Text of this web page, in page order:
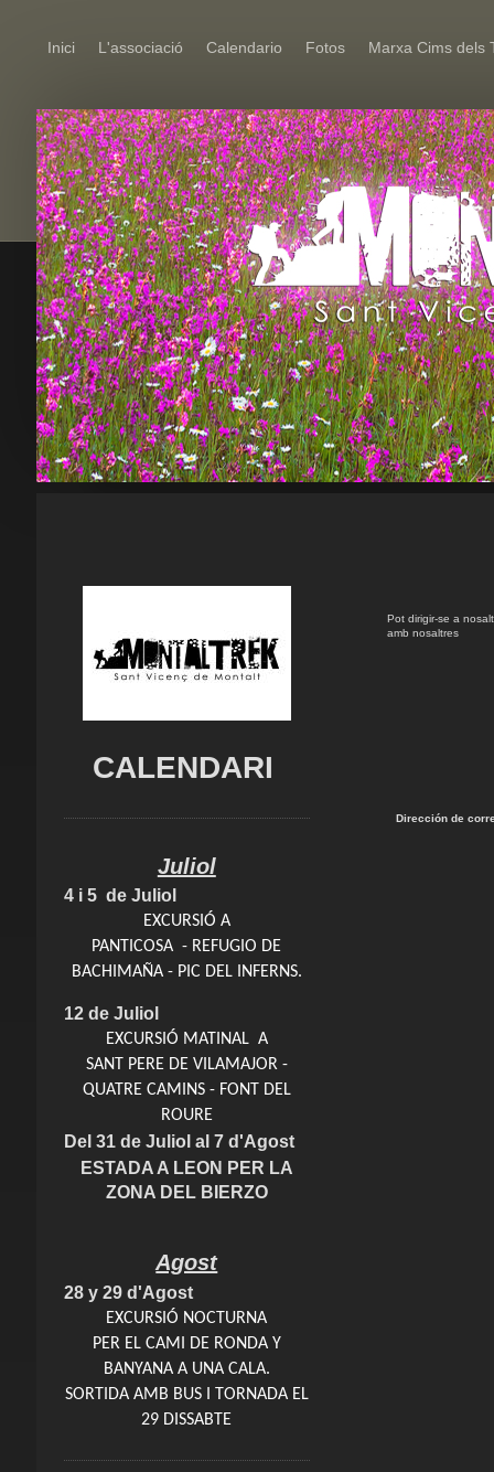
Inici L'associació Calendario Fotos Marxa Cims dels
Pot dirigir-se a
amb nosaltres
Dirección de
CALENDARI
Juliol
4 i 5 de Juliol
EXCURSIÓ A
PANTICOSA - REFUGIO DE
BACHIMAÑA - PIC DEL INFERNS.
12 de Juliol
EXCURSIÓ MATINAL A
SANT PERE DE VILAMAJOR -
QUATRE CAMINS - FONT DEL
ROURE
Del 31 de Juliol al 7 d'Agost
ESTADA A LEON PER LA
ZONA DEL BIERZO
Agost
28 y 29 d'Agost
EXCURSIÓ NOCTURNA
PER EL CAMI DE RONDA Y
BANYANA A UNA CALA.
SORTIDA AMB BUS I TORNADA EL
29 DISSABTE